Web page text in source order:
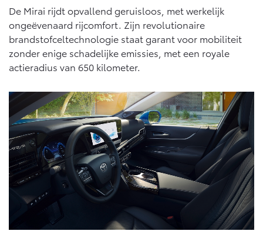
Vanaf € 76.695,- Vanaf € 27.945,-
OOK ALS BATTERIJ-
ELEKTRISCH
Vanaf € 37.500,-
BATTERIJ-ELEKTRISCH
Vanaf € 55.950,-
Proace Max (excl. BTW)
OOK ALS BATTERIJ-
Hilux (excl. BTW)
OOK ALS BATTERIJ-
De Mirai rijdt opvallend geruisloos, met werkelijk
ongeëvenaard rijcomfort. Zijn revolutionaire
brandstofceltechnologie staat garant voor mobiliteit
zonder enige schadelijke emissies, met een royale
actieradius van 650 kilometer.